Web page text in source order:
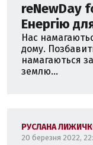
reNewDay
Енергію
Нас
дому.
намагаються
землю...
РУСЛАНА
20 березня 2022,